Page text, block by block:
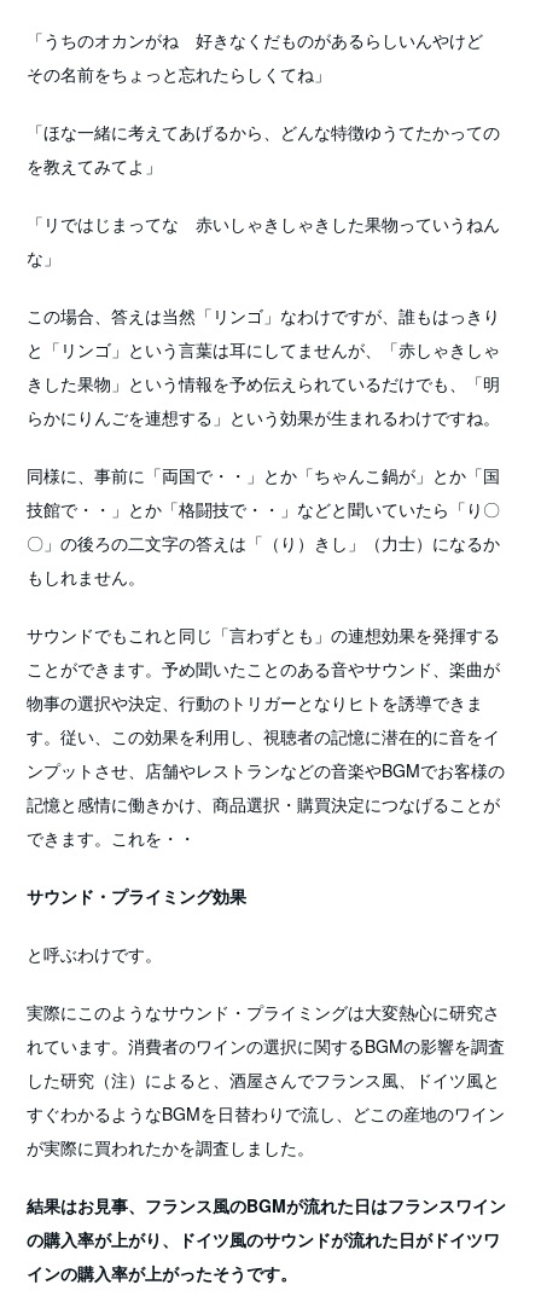
「うちのオカンがね 好きなくだものがあるらしいんやけど
その名前をちょっと忘れたらしくてね」
「ほな一緒に考えてあげるから、どんな特徴ゆうてたかっての
を教えてみてよ」
「リではじまってな 赤いしゃきしゃきした果物っていうねん
な」
この場合、答えは当然「リンゴ」なわけですが、誰もはっきり
と「リンゴ」という言葉は耳にしてませんが、「赤しゃきしゃ
きした果物」という情報を予め伝えられているだけでも、「明
らかにりんごを連想する」という効果が生まれるわけですね。
同様に、事前に「両国で・・」とか「ちゃんこ鍋が」とか「国
技館で・・」とか「格闘技で・・」などと聞いていたら「り〇
〇」の後ろの二文字の答えは「（り）きし」（力士）になるか
もしれません。
サウンドでもこれと同じ「言わずとも」の連想効果を発揮する
ことができます。予め聞いたことのある音やサウンド、楽曲が
物事の選択や決定、行動のトリガーとなりヒトを誘導できま
す。従い、この効果を利用し、視聴者の記憶に潜在的に音をイ
ンプットさせ、店舗やレストランなどの音楽やBGMでお客様の
記憶と感情に働きかけ、商品選択・購買決定につなげることが
できます。これを・・
サウンド・プライミング効果
と呼ぶわけです。
実際にこのようなサウンド・プライミングは大変熱心に研究さ
れています。消費者のワインの選択に関するBGMの影響を調査
した研究（注）によると、酒屋さんでフランス風、ドイツ風と
すぐわかるようなBGMを日替わりで流し、どこの産地のワイン
が実際に買われたかを調査しました。
結果はお見事、フランス風のBGMが流れた日はフランスワイン
の購入率が上がり、ドイツ風のサウンドが流れた日がドイツワ
インの購入率が上がったそうです。